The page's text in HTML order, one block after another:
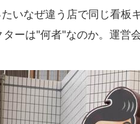
いなぜ違う店で同じ看板
ターは"何者"なのか。運営